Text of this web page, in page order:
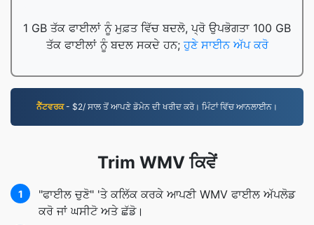
1 GB ਤੱਕ ਫਾਈਲਾਂ ਨੂੰ ਮੁਫ਼ਤ ਵਿੱਚ ਬਦਲੋ, ਪ੍ਰੋ ਉਪਭੋਗਤਾ 100 GB
ਤੱਕ ਫਾਈਲਾਂ ਨੂੰ ਬਦਲ ਸਕਦੇ ਹਨ;ਹੁਣੇ ਸਾਈਨ ਅੱਪ ਕਰੋ
ਨੈੱਟਵਰਕ- $2/ ਸਾਲ ਤੋਂ ਆਪਣੇ ਡੋਮੇਨ ਦੀ ਖਰੀਦ ਕਰੋ। ਮਿੰਟਾਂ ਵਿੱਚ ਆਨਲਾਈਨ।
Trim WMV ਕਿਵੇਂ
1
"ਫਾਈਲ ਚੁਣੋ" 'ਤੇ ਕਲਿੱਕ ਕਰਕੇ ਆਪਣੀ WMV ਫਾਈਲ ਅੱਪਲੋਡ
ਕਰੋ ਜਾਂ ਘਸੀਟੋ ਅਤੇ ਛੱਡੋ।